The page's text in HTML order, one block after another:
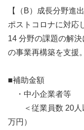
【（B）成長分野進
ポストコロナに対応
14 分野の課題の解
の事業再構築を支援。
■補助金額
・中小企業者等
＜従業員数 20人
万円）